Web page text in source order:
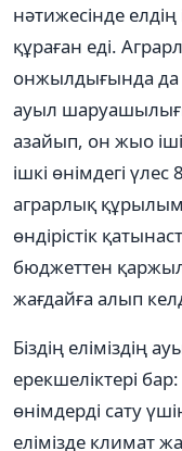
нəтижесінде
құраған еді.
онжылдығында да
ауыл шаруашылығы
азайып, он жыо
ішкі өнімдегі
аграрлық
өндірістік
бюджеттен
жағдайға алып
Біздің еліміздің
ерекшеліктері
өнімдерді сату
елімізде климат